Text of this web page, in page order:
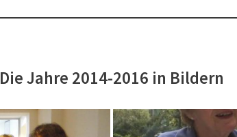
Die Jahre 2014-2016 in Bildern